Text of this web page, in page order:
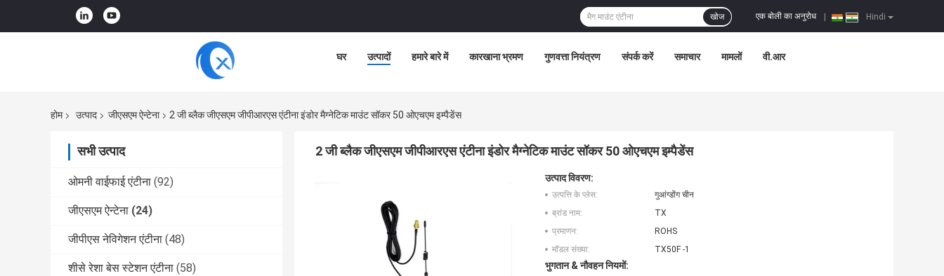
Hindi
एक बोली का अनुरोध
खोज
घर उत्पादों हमारे बारे में कारखाना भ्रमण गुणवत्ता नियंत्रण संपर्क करें समाचार मामलों वी.आर
होम उत्पाद जीएसएम ऐन्टेना 2 जी ब्लैक जीएसएम जीपीआरएस एंटीना इंडोर मैग्नेटिक माउंट सॉकर 50 ओएचएम इम्पैडेंस
सभी उत्पाद
ओमनी वाईफाई एंटीना (92)
जीएसएम ऐन्टेना (24)
जीपीएस नेविगेशन एंटीना (48)
शीसे रेशा बेस स्टेशन एंटीना (58)
2 जी ब्लैक जीएसएम जीपीआरएस एंटीना इंडोर मैग्नेटिक माउंट सॉकर 50 ओएचएम इम्पैडेंस
उत्पाद विवरण:
उत्पत्ति के प्लेस:
गुआंग्डोंग चीन
ब्रांड नाम:
TX
प्रमाणन:
ROHS
मॉडल संख्या:
TX50F -1
भुगतान & नौवहन नियमों: